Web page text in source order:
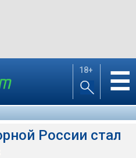
18+ ☰
России стал